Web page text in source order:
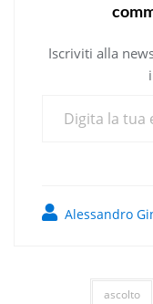
Iscriviti alla
Alessandro
ascolto